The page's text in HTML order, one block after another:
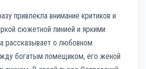
привлекла внимание критиков и
сюжетной линией и яркими
рассказывает о любовном
богатым помещиком, его женой